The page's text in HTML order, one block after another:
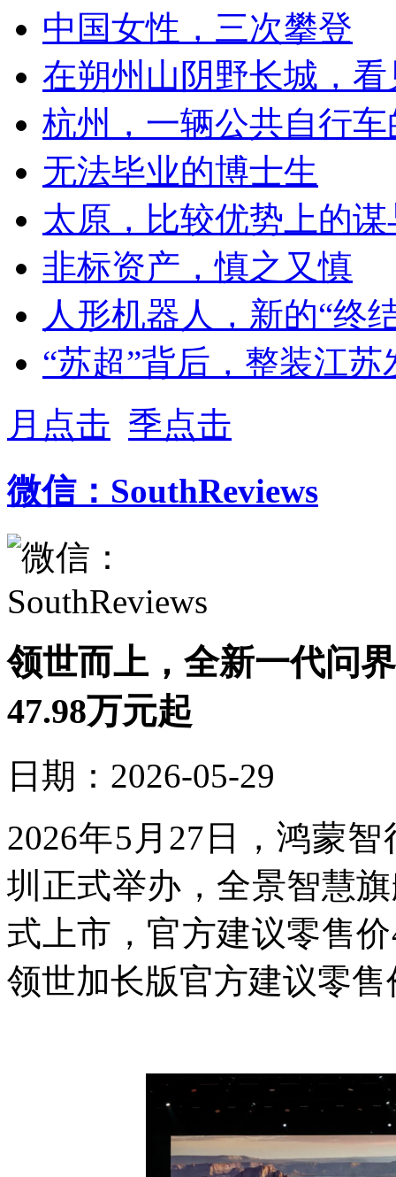
中国女性，三次攀登
在朔州山阴野长城，
杭州，一辆公共自行
无法毕业的博士生
太原，比较优势上的谋
非标资产，慎之又慎
人形机器人，新的“终
“苏超”背后，整装江苏
月点击 季点击
微信：SouthReviews
领世而上，全新一代问
47.98万元起
日期：2026-05-29
2026年5月27日，鸿蒙
圳正式举办，全景智慧
式上市，官方建议零售
领世加长版官方建议零售